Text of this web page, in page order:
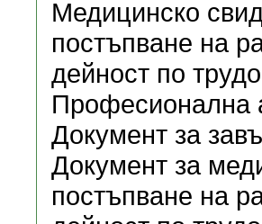
Медицинско
постъпване на
дейност по
Професионална
Документ за
Документ за
постъпване на